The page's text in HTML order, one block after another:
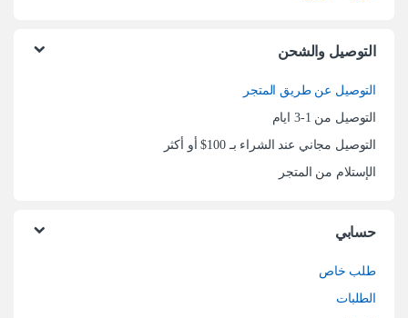
التوصيل والشحن
التوصيل عن طريق المتجر
التوصيل من 1-3 ايام
التوصيل مجاني عند الشراء بـ 100$ أو أكثر
الإستلام من المتجر
حسابي
طلب خاص
الطلبات